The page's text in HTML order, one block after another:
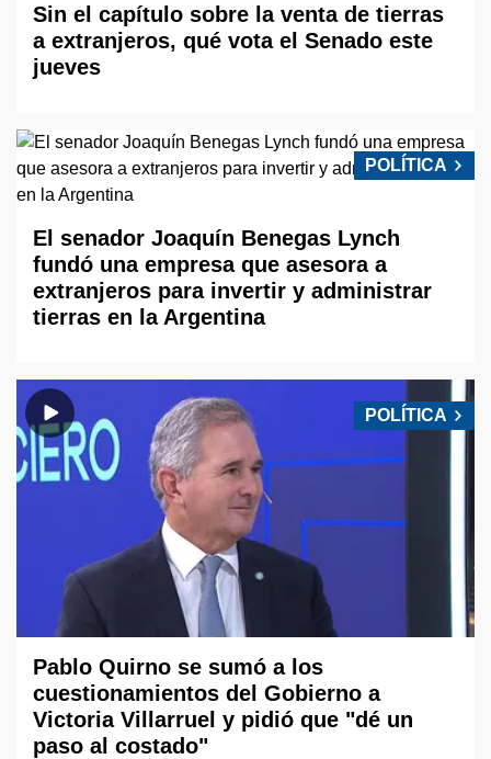
Sin el capítulo sobre la venta de tierras
a extranjeros, qué vota el Senado este
jueves
POLÍTICA
El senador Joaquín Benegas Lynch
fundó una empresa que asesora a
extranjeros para invertir y administrar
tierras en la Argentina
POLÍTICA
Pablo Quirno se sumó a los
cuestionamientos del Gobierno a
Victoria Villarruel y pidió que "dé un
paso al costado"